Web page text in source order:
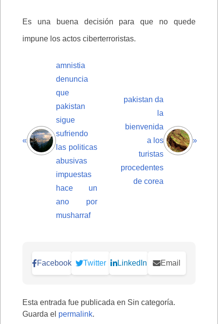
Es una buena decisión para que no quede
impune los actos ciberterroristas.
«
amnistia
denuncia
que
pakistan
sigue
sufriendo
las politicas
abusivas
impuestas
hace un
ano por
musharraf
pakistan da
la
bienvenida
a los
turistas
procedentes
de corea
»
Facebook Twitter LinkedIn Email
Esta entrada fue publicada en Sin categoría.
Guarda el permalink.